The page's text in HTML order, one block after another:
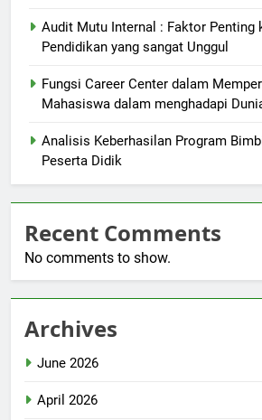
Audit Mutu Internal : Faktor Penting
Pendidikan yang sangat Unggul
Fungsi Career Center dalam
Mahasiswa dalam menghadapi
Analisis Keberhasilan Program
Peserta Didik
Recent Comments
No comments to show.
Archives
June 2026
April 2026